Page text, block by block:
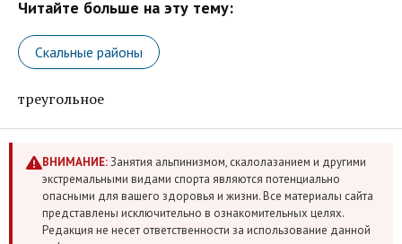
Читайте больше на эту тему:
Скальные районы
треугольное
ВНИМАНИЕ:Занятия альпинизмом, скалолазанием и другими
экстремальными видами спорта являются потенциально
опасными для вашего здоровья и жизни. Все материалы сайта
представлены исключительно в ознакомительных целях.
Редакция не несет ответственности за использование данной